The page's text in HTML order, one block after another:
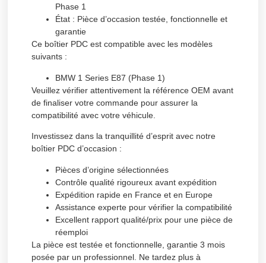
Phase 1
État : Pièce d’occasion testée, fonctionnelle et
garantie
Ce boîtier PDC est compatible avec les modèles
suivants :
BMW 1 Series E87 (Phase 1)
Veuillez vérifier attentivement la référence OEM avant
de finaliser votre commande pour assurer la
compatibilité avec votre véhicule.
Investissez dans la tranquillité d’esprit avec notre
boîtier PDC d’occasion :
Pièces d’origine sélectionnées
Contrôle qualité rigoureux avant expédition
Expédition rapide en France et en Europe
Assistance experte pour vérifier la compatibilité
Excellent rapport qualité/prix pour une pièce de
réemploi
La pièce est testée et fonctionnelle, garantie 3 mois
posée par un professionnel. Ne tardez plus à